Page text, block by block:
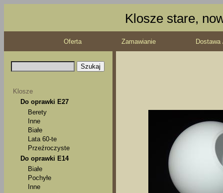
Klosze stare,
Oferta Zamawianie
Klosze
Do oprawki E27
Berety
Inne
Białe
Lata 60-te
Przeźroczyste
Do oprawki E14
Białe
Pochyłe
Inne